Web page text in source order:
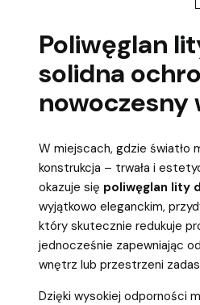
Poliwęglan
solidna
nowoczesny
W miejscach, gdzie światło
konstrukcja – trwała i
okazuje się poliwęglan lity
wyjątkowo eleganckim,
który skutecznie redukuje
jednocześnie zapewniając
wnętrz lub przestrzeni
Dzięki wysokiej odporności